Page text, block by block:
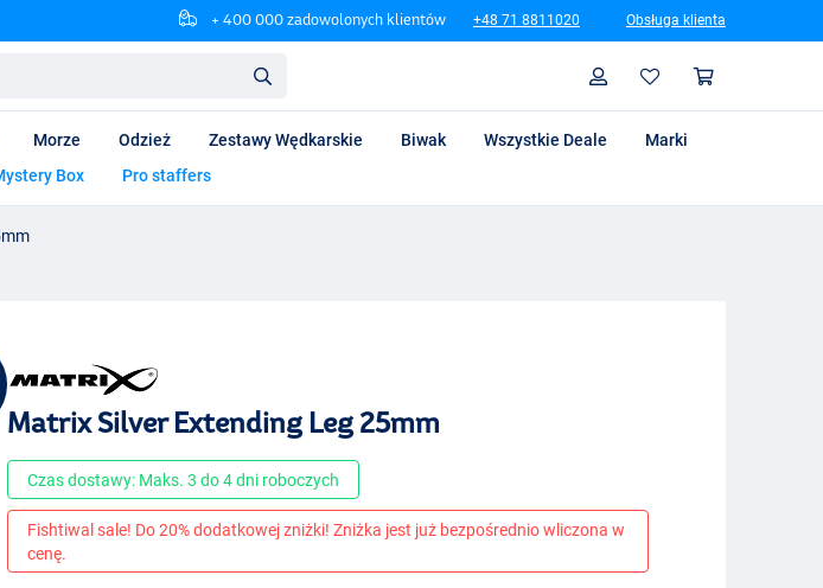
+ 400 000 zadowolonych klientów +48 71 8811020 Obsługa klienta
Profil
Morze Odzież Zestawy Wędkarskie Biwak Wszystkie Deale
Marki
Box Pro staffers
Matrix Silver Extending Leg 25mm
Czas dostawy: Maks. 3 do 4 dni roboczych
Fishtiwal sale! Do 20% dodatkowej zniżki! Zniżka jest już bezpośrednio wliczona w
cenę.